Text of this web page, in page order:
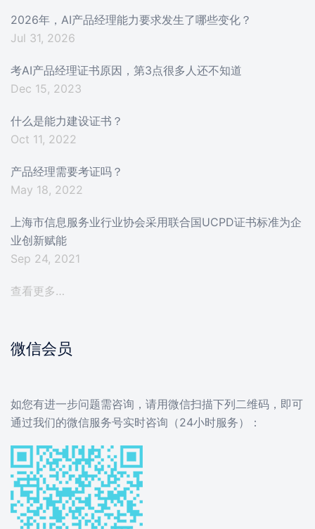
2026年，AI产品经理能力要求发生了哪些变化？
Jul 31, 2026
考AI产品经理证书原因，第3点很多人还不知道
Dec 15, 2023
什么是能力建设证书？
Oct 11, 2022
产品经理需要考证吗？
May 18, 2022
上海市信息服务业行业协会采用联合国UCPD证书标准为企
业创新赋能
Sep 24, 2021
查看更多…
微信会员
如您有进一步问题需咨询，请用微信扫描下列二维码，即可
通过我们的微信服务号实时咨询（24小时服务）：